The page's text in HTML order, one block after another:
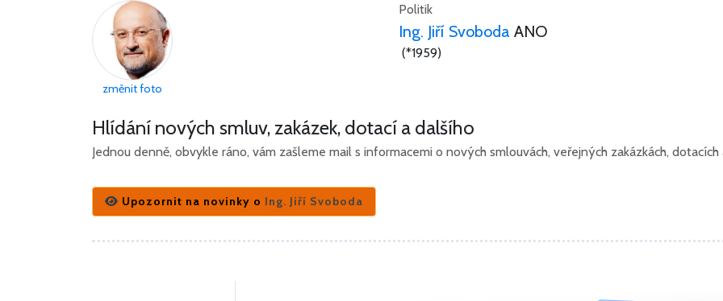
změnit foto
Politik
Ing. Jiří Svoboda ANO
(*1959)
Hlídání nových smluv, zakázek, dotací a dalšího
Jednou denně, obvykle ráno, vám zašleme mail s informacemi o nových smlouvách, veřejných zakázkách,
Upozornit na novinky o Ing. Jiří Svoboda